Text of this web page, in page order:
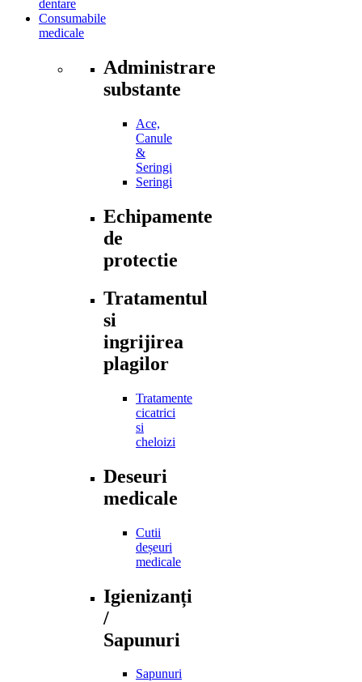
dentare
Consumabile
medicale
Administrare
substante
Ace,
Canule
&
Seringi
Seringi
Echipamente
de
protectie
Tratamentul
si
ingrijirea
plagilor
Tratamente
cicatrici
si
cheloizi
Deseuri
medicale
Cutii
deșeuri
medicale
Igienizanți
/
Sapunuri
Sapunuri